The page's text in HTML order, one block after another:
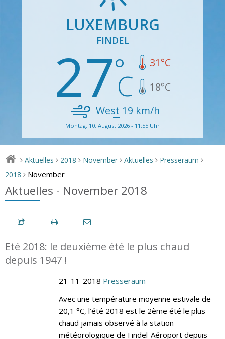
LUXEMBURG
FINDEL
27 31°C
18°C
West 19 km/h
Montag, 10. August 2026 - 11:55 Uhr
> Aktuelles > 2018 > November > Aktuelles > Presseraum >
2018 > November
Aktuelles - November 2018
Eté 2018: le deuxième été le plus chaud
depuis 1947 !
21-11-2018 Presseraum
Avec une température moyenne estivale de
20,1 °C, l’été 2018 est le 2ème été le plus
chaud jamais observé à la station
météorologique de Findel-Aéroport depuis